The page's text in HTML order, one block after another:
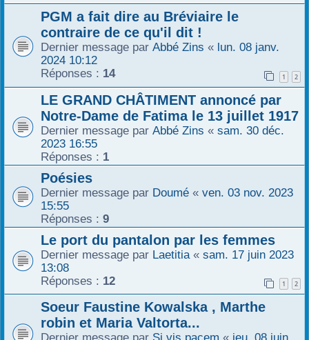
PGM a fait dire au Bréviaire le
contraire de ce qu'il dit !
Dernier message par Abbé Zins « lun. 08 janv.
2024 10:12
Réponses : 14 1 2
LE GRAND CHÂTIMENT annoncé par
Notre-Dame de Fatima le 13 juillet 1917
Dernier message par Abbé Zins « sam. 30 déc.
2023 16:55
Réponses : 1
Poésies
Dernier message par Doumé « ven. 03 nov. 2023
15:55
Réponses : 9
Le port du pantalon par les femmes
Dernier message par Laetitia « sam. 17 juin 2023
13:08
Réponses : 12 1 2
Soeur Faustine Kowalska , Marthe
robin et Maria Valtorta...
Dernier message par Si vis pacem « jeu. 08 juin